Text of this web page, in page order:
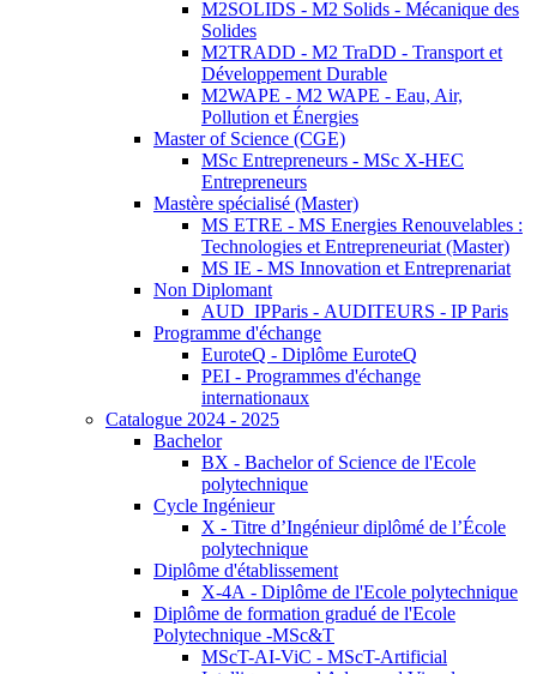
M2SOLIDS - M2 Solids - Mécanique des
Solides
M2TRADD - M2 TraDD - Transport et
Développement Durable
M2WAPE - M2 WAPE - Eau, Air,
Pollution et Énergies
Master of Science (CGE)
MSc Entrepreneurs - MSc X-HEC
Entrepreneurs
Mastère spécialisé (Master)
MS ETRE - MS Energies Renouvelables :
Technologies et Entrepreneuriat (Master)
MS IE - MS Innovation et Entreprenariat
Non Diplomant
AUD_IPParis - AUDITEURS - IP Paris
Programme d'échange
EuroteQ - Diplôme EuroteQ
PEI - Programmes d'échange
internationaux
Catalogue 2024 - 2025
Bachelor
BX - Bachelor of Science de l'Ecole
polytechnique
Cycle Ingénieur
X - Titre d’Ingénieur diplômé de l’École
polytechnique
Diplôme d'établissement
X-4A - Diplôme de l'Ecole polytechnique
Diplôme de formation gradué de l'Ecole
Polytechnique -MSc&T
MScT-AI-ViC - MScT-Artificial